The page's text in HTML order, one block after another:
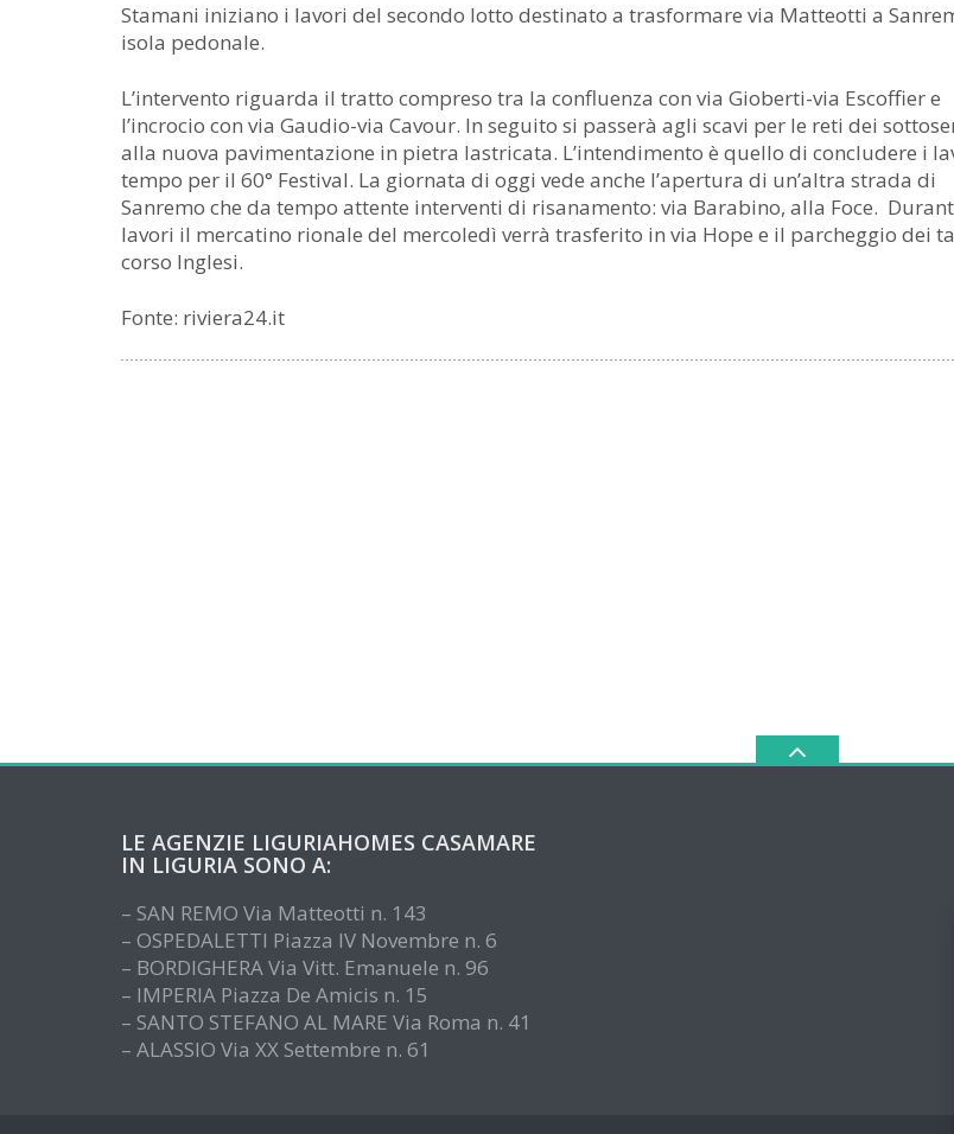
Stamani iniziano i lavori del secondo lotto destinato a trasformare via Matteotti a
isola pedonale.
L’intervento riguarda il tratto compreso tra la confluenza con via Gioberti-via Escoffier e
l’incrocio con via Gaudio-via Cavour. In seguito si passerà agli scavi per le reti dei
alla nuova pavimentazione in pietra lastricata. L’intendimento è quello di concludere i
tempo per il 60° Festival. La giornata di oggi vede anche l’apertura di un’altra strada di
Sanremo che da tempo attente interventi di risanamento: via Barabino, alla Foce.
lavori il mercatino rionale del mercoledì verrà trasferito in via Hope e il parcheggio dei
corso Inglesi.
Fonte: riviera24.it
LE AGENZIE LIGURIAHOMES CASAMARE
IN LIGURIA SONO A:
– SAN REMO Via Matteotti n. 143
– OSPEDALETTI Piazza IV Novembre n. 6
– BORDIGHERA Via Vitt. Emanuele n. 96
– IMPERIA Piazza De Amicis n. 15
– SANTO STEFANO AL MARE Via Roma n. 41
– ALASSIO Via XX Settembre n. 61